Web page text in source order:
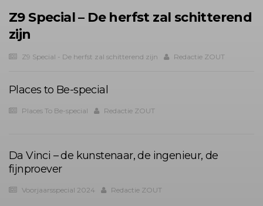
Z9 Special – De herfst zal schitterend
zijn
Z9 Special - De herfst zal schitterend zijn Redactie ZOUT
Places to Be-special
Places To Be-special Redactie ZOUT
Da Vinci – de kunstenaar, de ingenieur, de
fijnproever
Voorjaarsspecial 2024 Redactie ZOUT